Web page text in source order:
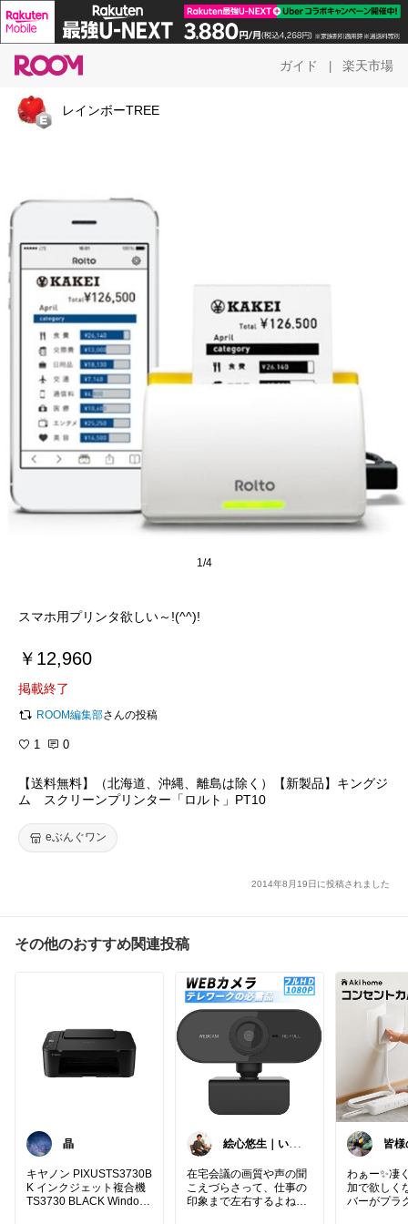
ガイド 楽天市場
レインボーTREE
1/4
￥12,960
掲載終了
ROOM編集部さんの投稿
1 0
【送料無料】（北海道、沖縄、離島は除く）【新製品】キングジ
ム スクリーンプリンター「ロルト」PT10
eぶんぐワン
2014年8月19日に投稿されました
その他のおすすめ関連投稿
晶
キヤノン PIXUSTS3730B
K インクジェット複合機
TS3730 BLACK Window
絵心悠生｜いつ
う🙏
在宅会議の画質や声の聞
こえづらさって、仕事の
印象まで左右するよね。
皆
yミ
わぁー✨凄
加で欲しく
バーがプラ